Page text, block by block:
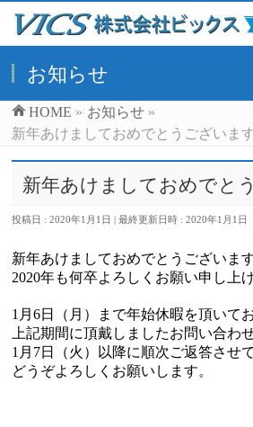
お知らせ
HOME » お知らせ »
新年あけましておめでとうございます
新年あけましておめでと
投稿日 : 2020年1月1日 最終更新日時 : 2020年1月1日
新年あけましておめでとうございます
2020年も何卒よろしくお願い申し上
1月6日（月）まで年始休暇を頂いて
上記期間に頂戴しましたお問い合わ
1月7日（火）以降に順次ご返答させ
どうぞよろしくお願いします。